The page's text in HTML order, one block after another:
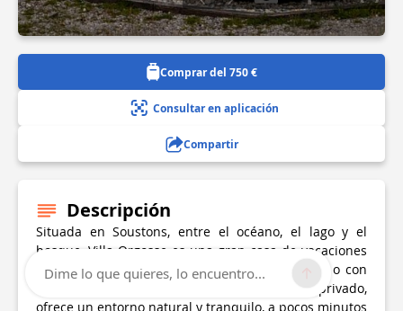
Comprar del 750 €
Consultar en aplicación
Compartir
Descripción
Situada en Soustons, entre el océano, el lago y el
bosque, Villa Orgosse es una gran casa de vacaciones
diseñada para pasar las vacaciones en familia o con
amigos. Rodeada de una hectárea de parque privado,
ofrece un entorno natural y tranquilo, a pocos minutos
Dime lo que quieres, lo encuentro...